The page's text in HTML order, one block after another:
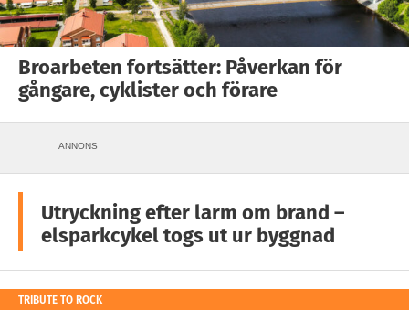
Broarbeten fortsätter: Påverkan för
gångare, cyklister och förare
ANNONS
Utryckning efter larm om brand –
elsparkcykel togs ut ur byggnad
TRIBUTE TO ROCK